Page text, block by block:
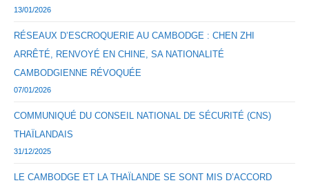
13/01/2026
RÉSEAUX D’ESCROQUERIE AU CAMBODGE : CHEN ZHI
ARRÊTÉ, RENVOYÉ EN CHINE, SA NATIONALITÉ
CAMBODGIENNE RÉVOQUÉE
07/01/2026
COMMUNIQUÉ DU CONSEIL NATIONAL DE SÉCURITÉ (CNS)
THAÏLANDAIS
31/12/2025
LE CAMBODGE ET LA THAÏLANDE SE SONT MIS D’ACCORD